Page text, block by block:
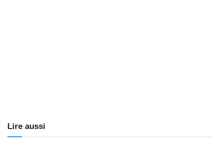
Lire aussi